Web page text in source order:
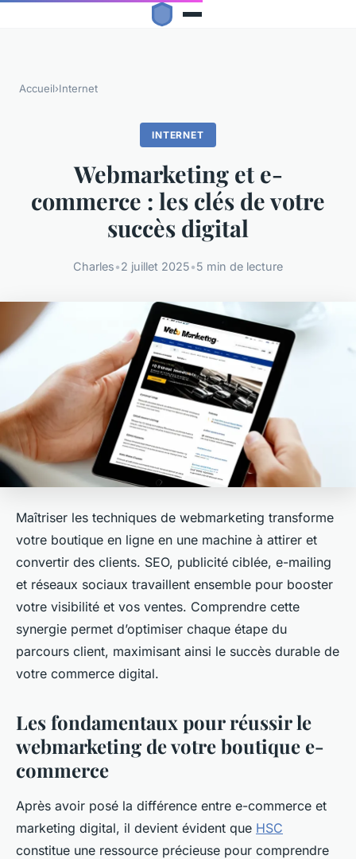
Accueil›Internet
INTERNET
Webmarketing et e-
commerce : les clés de votre
succès digital
Charles•2 juillet 2025•5 min de lecture
Maîtriser les techniques de webmarketing transforme
votre boutique en ligne en une machine à attirer et
convertir des clients. SEO, publicité ciblée, e-mailing
et réseaux sociaux travaillent ensemble pour booster
votre visibilité et vos ventes. Comprendre cette
synergie permet d’optimiser chaque étape du
parcours client, maximisant ainsi le succès durable de
votre commerce digital.
Les fondamentaux pour réussir le
webmarketing de votre boutique e-
commerce
Après avoir posé la différence entre e-commerce et
marketing digital, il devient évident que HSC
constitue une ressource précieuse pour comprendre